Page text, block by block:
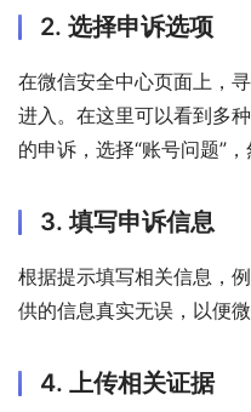
2. 选择申诉选项
在微信安全中心页面上，
进入。在这里可以看到多
的申诉，选择“账号问题”，
3. 填写申诉信息
根据提示填写相关信息，
供的信息真实无误，以便
4. 上传相关证据